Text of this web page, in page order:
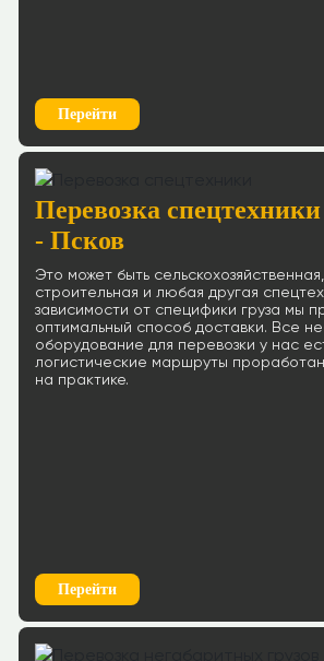
Перейти
Перевозка
- Псков
Это может быть
строительная и любая другая
зависимости от специфики груза мы
оптимальный способ доставки. Все
оборудование для перевозки у нас
логистические маршруты
на практике.
Перейти